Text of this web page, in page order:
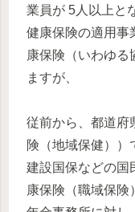
業員が 5人以上と
健康保険の適用事
康保険（いわゆる
ますが、
従前から、都道府
険（地域保健））
建設国保などの国
康保険（職域保険